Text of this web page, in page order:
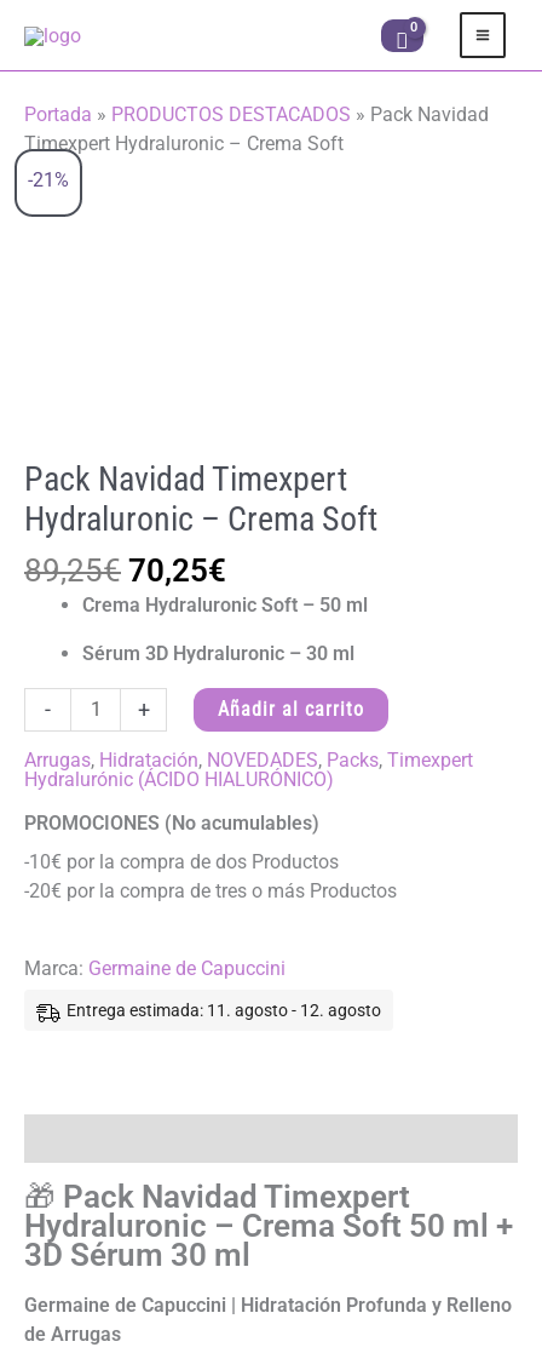
contenido
Portada » PRODUCTOS DESTACADOS » Pack Navidad
Timexpert Hydraluronic – Crema Soft
-21%
Pack Navidad Timexpert
Hydraluronic – Crema Soft
89,25€ El
precio
original
era:
89,25€.
70,25€
precio
es:
70,25€.
Crema Hydraluronic Soft – 50 ml
Sérum 3D Hydraluronic – 30 ml
-
Navidad
Timexpert
Hydraluronic
–
Soft
cantidad
+ Añadir al carrito
Arrugas, Hidratación, NOVEDADES, Packs, Timexpert
Hydralurónic (ÁCIDO HIALURÓNICO)
PROMOCIONES (No acumulables)
-10€ por la compra de dos Productos
-20€ por la compra de tres o más Productos
Marca: Germaine de Capuccini
Entrega estimada: 11. agosto - 12. agosto
🎁 Pack Navidad Timexpert
Hydraluronic – Crema Soft 50 ml +
3D Sérum 30 ml
Germaine de Capuccini | Hidratación Profunda y Relleno
de Arrugas